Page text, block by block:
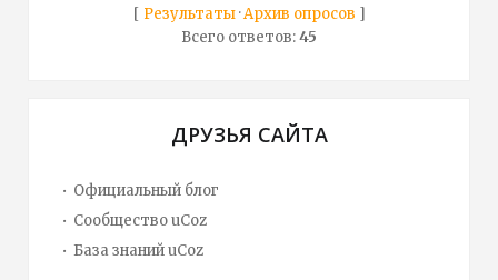
[ Результаты·Архив опросов ]
Всего ответов:45
ДРУЗЬЯ САЙТА
Официальный блог
Сообщество uCoz
База знаний uCoz